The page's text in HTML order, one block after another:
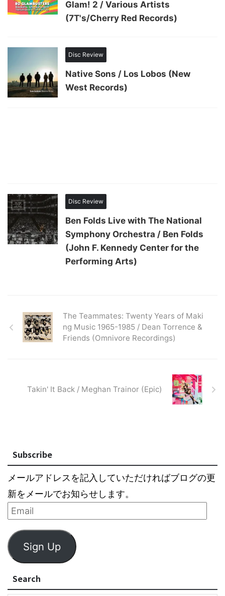
Glam! 2 / Various Artists
(7T's/Cherry Red Records)
Disc Review
Native Sons / Los Lobos (New
West Records)
Disc Review
Ben Folds Live with The National
Symphony Orchestra / Ben Folds
(John F. Kennedy Center for the
Performing Arts)
The Teammates: Twenty Years of Maki
ng Music 1965-1985 / Dean Torrence &
Friends (Omnivore Recordings)
Takin' It Back / Meghan Trainor (Epic)
Subscribe
メールアドレスを記入していただければブログの更
新をメールでお知らせします。
Sign Up
Search